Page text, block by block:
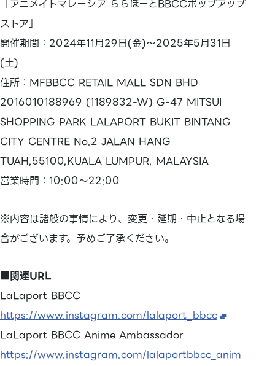
「アニメイトマレーシア ららぽーとBBCCポップアップ
ストア」
開催期間：2024年11月29日(金)～2025年5月31日
(土)
住所：MFBBCC RETAIL MALL SDN BHD
2016010188969 (1189832-W) G-47 MITSUI
SHOPPING PARK LALAPORT BUKIT BINTANG
CITY CENTRE No.2 JALAN HANG
TUAH,55100,KUALA LUMPUR, MALAYSIA
営業時間：10:00～22:00
※内容は諸般の事情により、変更・延期・中止となる場
合がございます。予めご了承ください。
■関連URL
LaLaport BBCC
https://www.instagram.com/lalaport_bbcc
LaLaport BBCC Anime Ambassador
https://www.instagram.com/lalaportbbcc_anim